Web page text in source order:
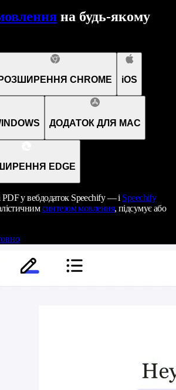
на будь-якому
РОЗШИРЕННЯ CHROME iOS
ДОДАТОК ДЛЯ MAC
EDGE
PDF у вебдодаток Speechify — і Speechify
синтезом мовлення, підсумує або